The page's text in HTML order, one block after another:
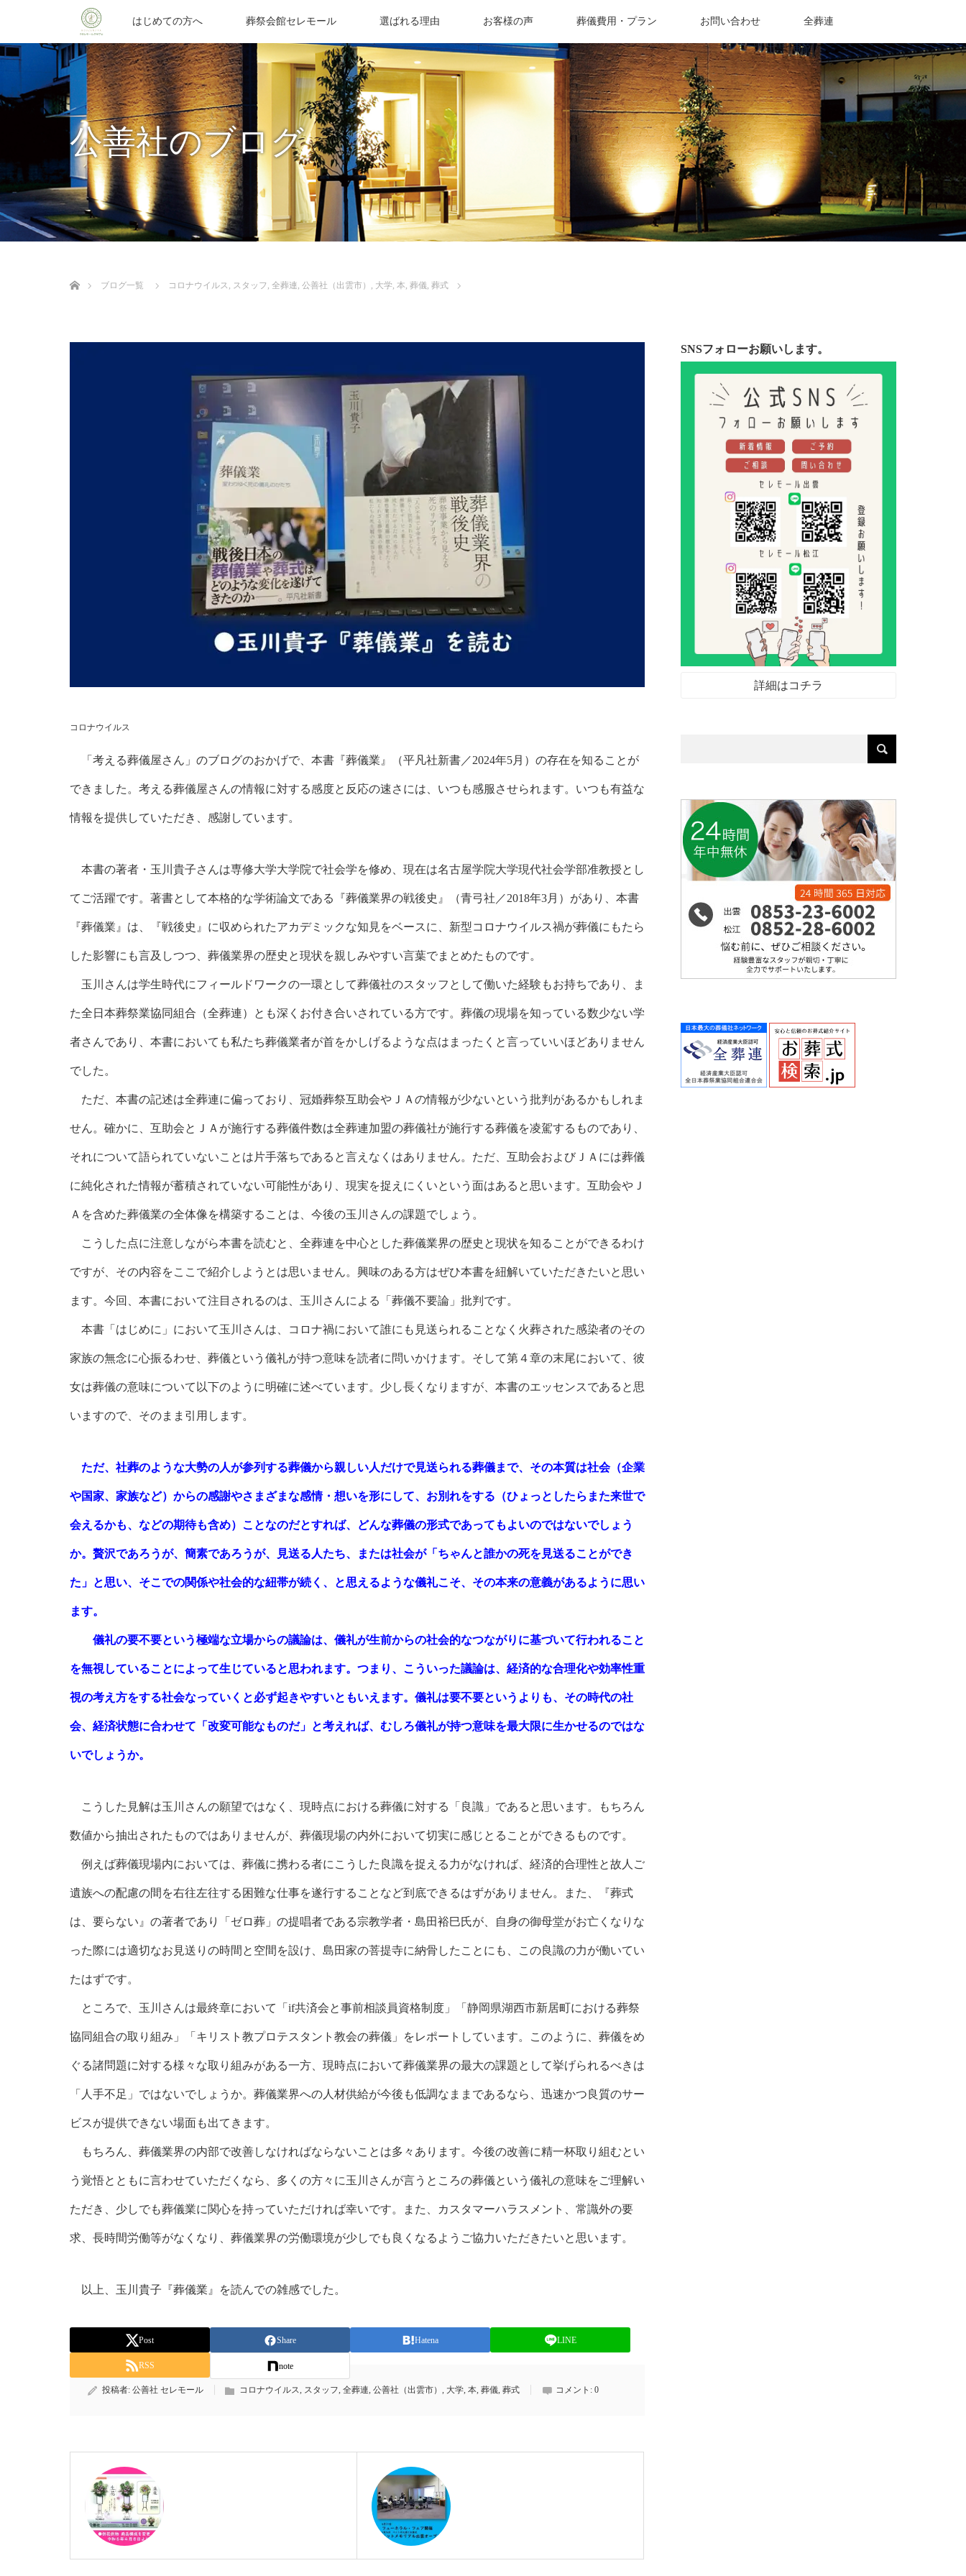
はじめての方へ 葬祭会館セレモール 選ばれる理由 お客様の声 葬儀費用・プラン お問い合わせ 全葬連
公善社のブログ
ブログ一覧
コロナウイルス , スタッフ , 全葬連, 公善社（出雲市） , 大学, 本, 葬儀, 葬式
コロナウイルス
「考える葬儀屋さん」のブログのおかげで、本書『葬儀業』（平凡社新書／2024年5月）の存在を知ることが
できました。考える葬儀屋さんの情報に対する感度と反応の速さには、いつも感服させられます。いつも有益な
情報を提供していただき、感謝しています。
本書の著者・玉川貴子さんは専修大学大学院で社会学を修め、現在は名古屋学院大学現代社会学部准教授とし
てご活躍です。著書として本格的な学術論文である『葬儀業界の戦後史』（青弓社／2018年3月）があり、本書
『葬儀業』は、『戦後史』に収められたアカデミックな知見をベースに、新型コロナウイルス禍が葬儀にもたら
した影響にも言及しつつ、葬儀業界の歴史と現状を親しみやすい言葉でまとめたものです。
玉川さんは学生時代にフィールドワークの一環として葬儀社のスタッフとして働いた経験もお持ちであり、ま
た全日本葬祭業協同組合（全葬連）とも深くお付き合いされている方です。葬儀の現場を知っている数少ない学
者さんであり、本書においても私たち葬儀業者が首をかしげるような点はまったくと言っていいほどありません
でした。
ただ、本書の記述は全葬連に偏っており、冠婚葬祭互助会やＪＡの情報が少ないという批判があるかもしれま
せん。確かに、互助会とＪＡが施行する葬儀件数は全葬連加盟の葬儀社が施行する葬儀を凌駕するものであり、
それについて語られていないことは片手落ちであると言えなくはありません。ただ、互助会およびＪＡには葬儀
に純化された情報が蓄積されていない可能性があり、現実を捉えにくいという面はあると思います。互助会やＪ
Ａを含めた葬儀業の全体像を構築することは、今後の玉川さんの課題でしょう。
こうした点に注意しながら本書を読むと、全葬連を中心とした葬儀業界の歴史と現状を知ることができるわけ
ですが、その内容をここで紹介しようとは思いません。興味のある方はぜひ本書を紐解いていただきたいと思い
ます。今回、本書において注目されるのは、玉川さんによる「葬儀不要論」批判です。
本書「はじめに」において玉川さんは、コロナ禍において誰にも見送られることなく火葬された感染者のその
家族の無念に心振るわせ、葬儀という儀礼が持つ意味を読者に問いかけます。そして第４章の末尾において、彼
女は葬儀の意味について以下のように明確に述べています。少し長くなりますが、本書のエッセンスであると思
いますので、そのまま引用します。
ただ、社葬のような大勢の人が参列する葬儀から親しい人だけで見送られる葬儀まで、その本質は社会（企業
や国家、家族など）からの感謝やさまざまな感情・想いを形にして、お別れをする（ひょっとしたらまた来世で
会えるかも、などの期待も含め）ことなのだとすれば、どんな葬儀の形式であってもよいのではないでしょう
か。贅沢であろうが、簡素であろうが、見送る人たち、または社会が「ちゃんと誰かの死を見送ることができ
た」と思い、そこでの関係や社会的な紐帯が続く、と思えるような儀礼こそ、その本来の意義があるように思い
ます。
儀礼の要不要という極端な立場からの議論は、儀礼が生前からの社会的なつながりに基づいて行われること
を無視していることによって生じていると思われます。つまり、こういった議論は、経済的な合理化や効率性重
視の考え方をする社会なっていくと必ず起きやすいともいえます。儀礼は要不要というよりも、その時代の社
会、経済状態に合わせて「改変可能なものだ」と考えれば、むしろ儀礼が持つ意味を最大限に生かせるのではな
いでしょうか。
こうした見解は玉川さんの願望ではなく、現時点における葬儀に対する「良識」であると思います。もちろん
数値から抽出されたものではありませんが、葬儀現場の内外において切実に感じとることができるものです。
例えば葬儀現場内においては、葬儀に携わる者にこうした良識を捉える力がなければ、経済的合理性と故人ご
遺族への配慮の間を右往左往する困難な仕事を遂行することなど到底できるはずがありません。また、『葬式
は、要らない』の著者であり「ゼロ葬」の提唱者である宗教学者・島田裕巳氏が、自身の御母堂がお亡くなりな
った際には適切なお見送りの時間と空間を設け、島田家の菩提寺に納骨したことにも、この良識の力が働いてい
たはずです。
ところで、玉川さんは最終章において「if共済会と事前相談員資格制度」「静岡県湖西市新居町における葬祭
協同組合の取り組み」「キリスト教プロテスタント教会の葬儀」をレポートしています。このように、葬儀をめ
ぐる諸問題に対する様々な取り組みがある一方、現時点において葬儀業界の最大の課題として挙げられるべきは
「人手不足」ではないでしょうか。葬儀業界への人材供給が今後も低調なままであるなら、迅速かつ良質のサー
ビスが提供できない場面も出てきます。
もちろん、葬儀業界の内部で改善しなければならないことは多々あります。今後の改善に精一杯取り組むとい
う覚悟とともに言わせていただくなら、多くの方々に玉川さんが言うところの葬儀という儀礼の意味をご理解い
ただき、少しでも葬儀業に関心を持っていただければ幸いです。また、カスタマーハラスメント、常識外の要
求、長時間労働等がなくなり、葬儀業界の労働環境が少しでも良くなるようご協力いただきたいと思います。
以上、玉川貴子『葬儀業』を読んでの雑感でした。
Post Share Hatena LINE
RSS note
投稿者: 公善社 セレモール コロナウイルス, スタッフ, 全葬連, 公善社（出雲市） , 大学, 本, 葬儀, 葬式 コメント: 0
SNSフォローお願いします。
詳細はコチラ